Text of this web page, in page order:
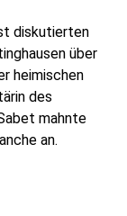
diskutierten
über
heimischen
des
mahnte
an.